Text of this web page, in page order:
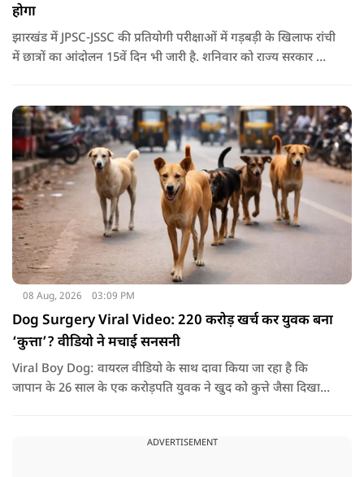
होगा
झारखंड में JPSC-JSSC की प्रतियोगी परीक्षाओं में गड़बड़ी के खिलाफ रांची
में छात्रों का आंदोलन 15वें दिन भी जारी है. शनिवार को राज्य सरकार और
08 Aug, 2026 03:09 PM
Dog Surgery Viral Video: 220 करोड़ खर्च कर युवक बना
‘कुत्ता’? वीडियो ने मचाई सनसनी
Viral Boy Dog: वायरल वीडियो के साथ दावा किया जा रहा है कि
जापान के 26 साल के एक करोड़पति युवक ने खुद को कुत्ते जैसा दिखाने
करवाईं और अब वह कुत्ते की तरह दिखने, चलने और रहने की कोशिश
ADVERTISEMENT